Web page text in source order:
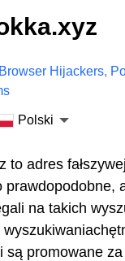
Browser Hijackers,
Polski
to adres
prawdopodobne,
na takich
są promowane